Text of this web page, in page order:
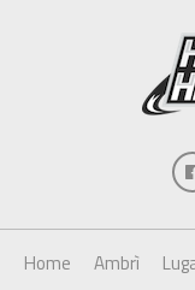
Home Ambrì